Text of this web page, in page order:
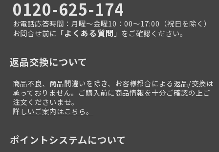
0120-625-174
お電話応答時間：月曜～金曜10：00～17:00（祝日を除く）
お問合せ前に「よくある質問 」をご確認ください。
返品交換について
商品不良、商品間違いを除き、お客様都合による返品/交換は
承っておりません。ご購入前に商品情報を十分ご確認の上ご
注文くださいませ。
詳しいご案内はこちら。
ポイントシステムについて